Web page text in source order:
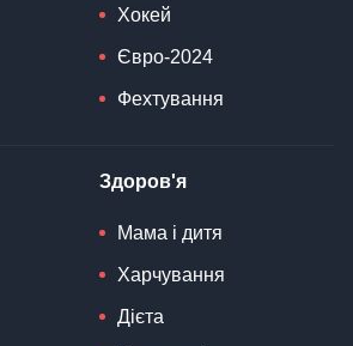
Хокей
Євро-2024
Фехтування
Здоров'я
Мама і дитя
Харчування
Дієта